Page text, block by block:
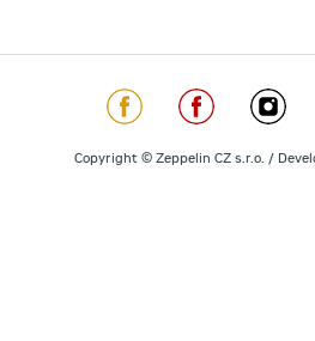
Copyright © Zeppelin CZ s.r.o. /